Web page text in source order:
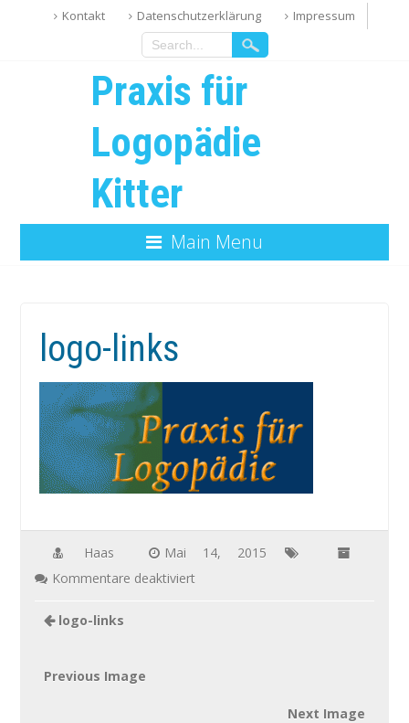
Kontakt Datenschutzerklärung Impressum
Praxis für
Logopädie
Kitter
Main Menu
logo-links
Haas
Mai 14, 2015
Kommentare deaktiviertfür
logo-links
Previous Image
Next Image